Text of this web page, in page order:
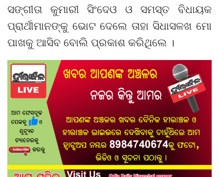
ସଙ୍ଗୀତା କୁମାରୀ ସିଂଦେଓ ଓ ସମସ୍ତ ବିଧାୟକ
ପ୍ରାର୍ଥୀମାନଙ୍କୁ ଭୋଟ ଦେଲେ ତାହା ସିଧାସଳଖ ମୋ
ପାଖକୁ ଆସିବ ବୋଲି ପ୍ରକାଶ କରିଥିଲେ ।